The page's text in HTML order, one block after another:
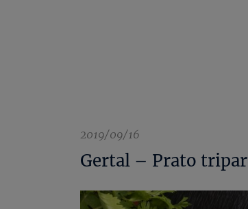
2019/09/16
Gertal – Prato